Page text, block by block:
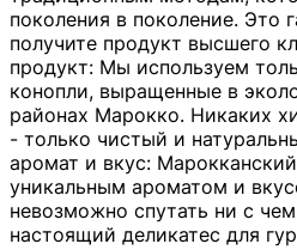
поколения в поколение. Это
получите продукт высшего
продукт: Мы используем
конопли, выращенные в
районах Марокко. Никаких
- только чистый и
аромат и вкус:
уникальным ароматом и
невозможно спутать ни с
настоящий деликатес для